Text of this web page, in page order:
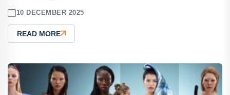
10 DECEMBER 2025
READ MORE